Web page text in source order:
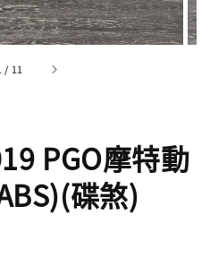
/ 11
PGO摩特動
碟煞)